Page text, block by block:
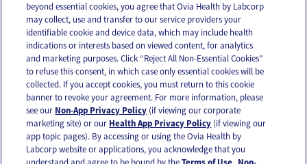
OUR APPS
FOLLOW US
beyond essential cookies, you agree that Ovia Health by Labcorp
may collect, use and transfer to our service providers your
identifiable cookie and device data, which may include health
indications or interests based on viewed content, for analytics
and marketing purposes. Click “Reject All Non-Essential Cookies”
to refuse this consent, in which case only essential cookies will be
collected. If you accept cookies, you must return to this cookie
banner to revoke your agreement. For more information, please
see our Non-App Privacy Policy (if viewing our corporate
marketing site) or our Health App Privacy Policy (if viewing our
app topic pages). By accessing or using the Ovia Health by
Labcorp website or applications, you acknowledge that you